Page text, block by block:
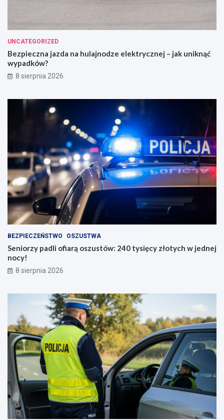
UNCATEGORIZED
Bezpieczna jazda na hulajnodze elektrycznej – jak uniknąć
wypadków?
8 sierpnia 2026
BEZPIECZEŃSTWO OSZUSTWA
Seniorzy padli ofiarą oszustów: 240 tysięcy złotych w jednej
nocy!
8 sierpnia 2026